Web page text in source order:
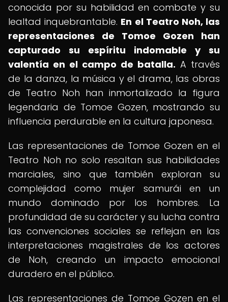
conocida por su habilidad en combate y su
lealtad inquebrantable. En el Teatro Noh, las
representaciones de Tomoe Gozen han
capturado su espíritu indomable y su
valentía en el campo de batalla. A través
de la danza, la música y el drama, las obras
de Teatro Noh han inmortalizado la figura
legendaria de Tomoe Gozen, mostrando su
influencia perdurable en la cultura japonesa.
Las representaciones de Tomoe Gozen en el
Teatro Noh no solo resaltan sus habilidades
marciales, sino que también exploran su
complejidad como mujer samurái en un
mundo dominado por los hombres. La
profundidad de su carácter y su lucha contra
las convenciones sociales se reflejan en las
interpretaciones magistrales de los actores
de Noh, creando un impacto emocional
duradero en el público.
Las representaciones de Tomoe Gozen en el